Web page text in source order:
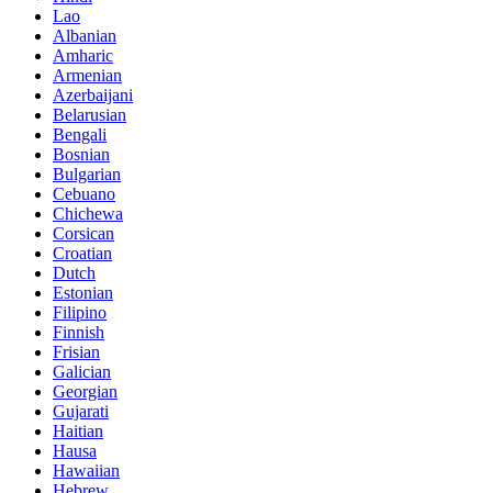
Lao
Albanian
Amharic
Armenian
Azerbaijani
Belarusian
Bengali
Bosnian
Bulgarian
Cebuano
Chichewa
Corsican
Croatian
Dutch
Estonian
Filipino
Finnish
Frisian
Galician
Georgian
Gujarati
Haitian
Hausa
Hawaiian